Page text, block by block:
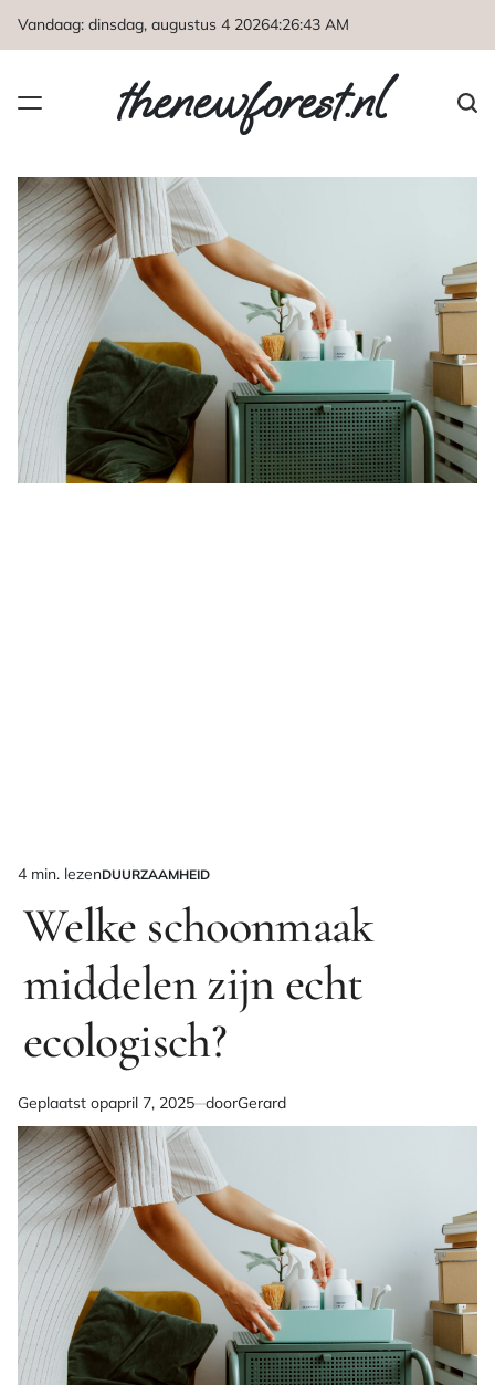
springen
Vandaag: dinsdag, augustus 4 20264:26:44 AM
thenewforest.nl
Geschatte
leestijd
4 min. lezenGEPLAATST
IN
DUURZAAMHEID
Welke schoonmaak
middelen zijn echt
ecologisch?
Geplaatst opapril 7, 2025 doorGerard